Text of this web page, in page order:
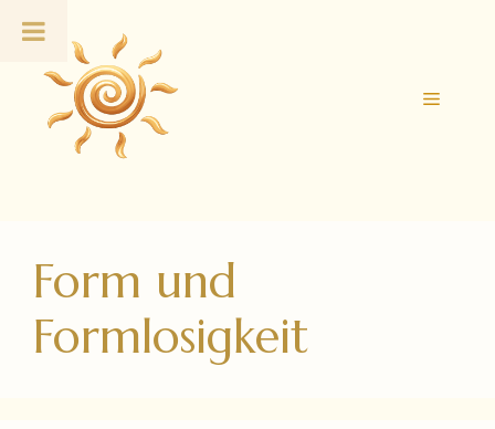
Inhalt
springen
Menü
Form und
Formlosigkeit